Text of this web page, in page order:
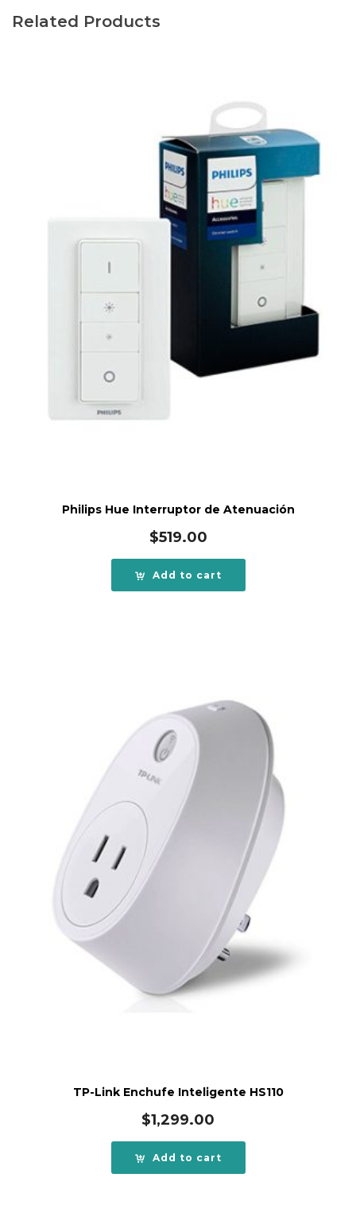
Related Products
Philips Hue Interruptor de Atenuación
$519.00
Add to cart
TP-Link Enchufe Inteligente HS110
$1,299.00
Add to cart